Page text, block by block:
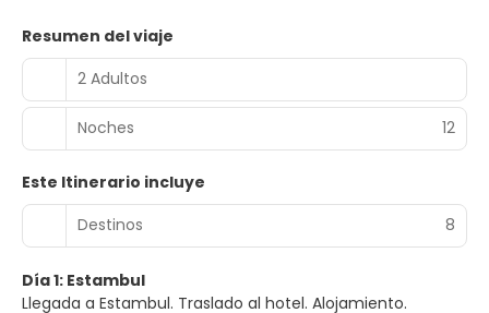
Resumen del viaje
2 Adultos
Noches 12
Este Itinerario incluye
Destinos
8
Día 1: Estambul